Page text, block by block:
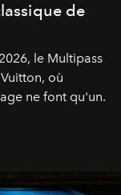
de
le Multipass
où
ne font qu'un.